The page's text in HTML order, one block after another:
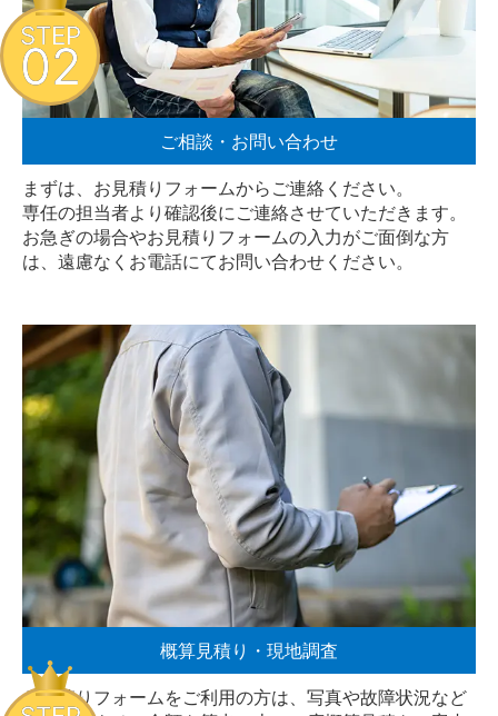
ご相談・お問い合わせ
まずは、お見積りフォームからご連絡ください。
専任の担当者より確認後にご連絡させていただきます。
お急ぎの場合やお見積りフォームの入力がご面倒な方
は、遠慮なく お電話にてお問い合わせください。
STEP
02
概算見積り・現地調査
お見積りフォームをご利用の方は、写真や故障状況など